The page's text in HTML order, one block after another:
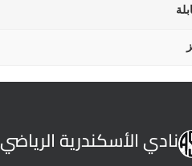
نادي الأسكندرية الرياضي